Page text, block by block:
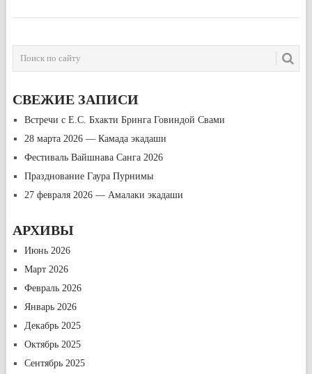
НАВИГАЦИЯ
ПО
ЗАПИСЯМ
СВЕЖИЕ ЗАПИСИ
Встречи с Е.С. Бхакти Бринга Говиндой Свами
28 марта 2026 — Камада экадаши
Фестиваль Вайшнава Санга 2026
Празднование Гаура Пурнимы
27 февраля 2026 — Амалаки экадаши
АРХИВЫ
Июнь 2026
Март 2026
Февраль 2026
Январь 2026
Декабрь 2025
Октябрь 2025
Сентябрь 2025